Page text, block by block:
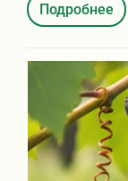
Подробнее